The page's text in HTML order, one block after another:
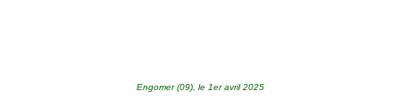
Engomer (09), le 1er avril 2025